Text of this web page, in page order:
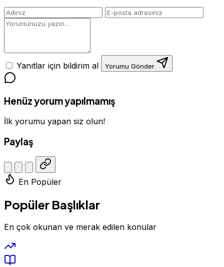
Yanıtlar için bildirim al Yorumu Gönder
Henüz yorum yapılmamış
İlk yorumu yapan siz olun!
Paylaş
En Popüler
Popüler Başlıklar
En çok okunan ve merak edilen konular